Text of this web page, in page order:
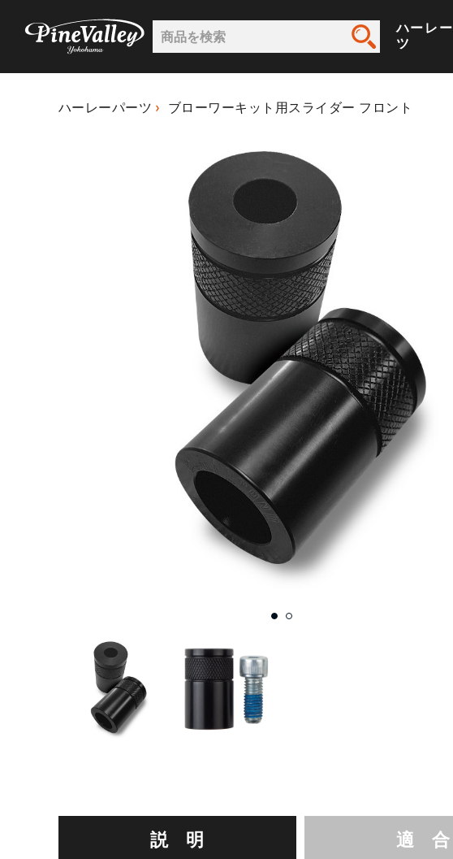
ハーレ
ツ
ハーレーパーツ ブローワーキット用スライダー フロント
説 明 適 合